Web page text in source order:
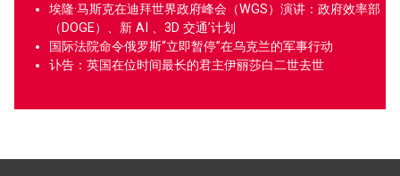
埃隆·马斯克在迪拜世界政府峰会（WGS）演讲：政府效率部
（DOGE）、新 AI 、3D 交通’计划
国际法院命令俄罗斯“立即暂停”在乌克兰的军事行动
讣告：英国在位时间最长的君主伊丽莎白二世去世